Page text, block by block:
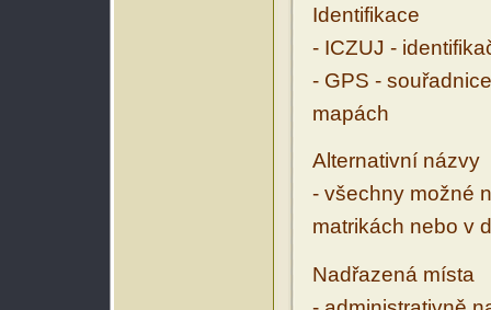
Identifikace
- ICZUJ -
- GPS -
mapách
Alternativní názvy
- všechny možné
matrikách nebo v
Nadřazená místa